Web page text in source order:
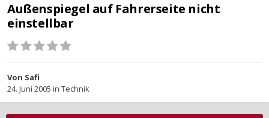
Außenspiegel auf Fahrerseite nicht
einstellbar
Von Safi
24. Juni 2005 in Technik